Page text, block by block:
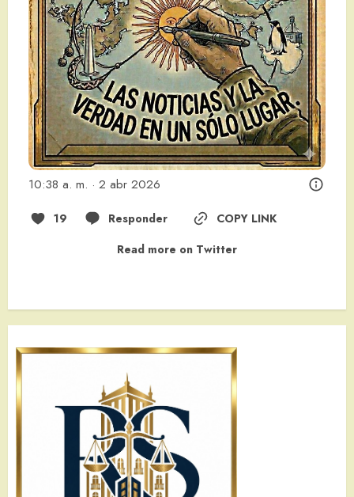
10:38 a. m. · 2 abr 2026
19 Responder
COPY LINK
Read more on Twitter